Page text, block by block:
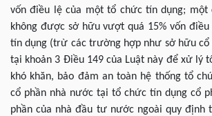
vốn điều lệ của một tổ chức tín dụng; một
không được sở hữu vượt quá 15% vốn
tín dụng (trừ các trường hợp như sở hữu cổ
tại khoản 3 Điều 149 của Luật này để xử lý
khó khăn, bảo đảm an toàn hệ thống tổ
cổ phần nhà nước tại tổ chức tín dụng cổ
phần của nhà đầu tư nước ngoài quy định